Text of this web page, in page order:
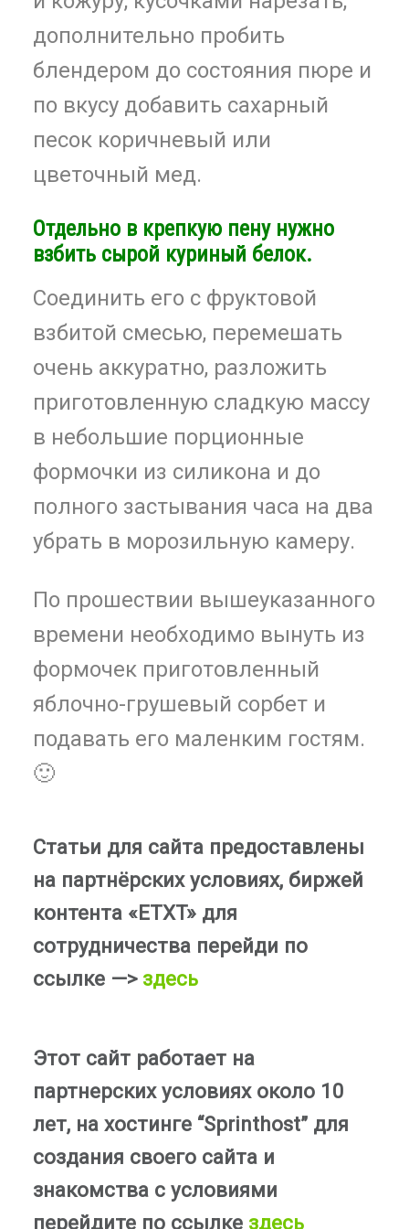
дополнительно пробить
блендером до состояния пюре и
по вкусу добавить сахарный
песок коричневый или
цветочный мед.
Отдельно в крепкую пену нужно
взбить сырой куриный белок.
Соединить его с фруктовой
взбитой смесью, перемешать
очень аккуратно, разложить
приготовленную сладкую массу
в небольшие порционные
формочки из силикона и до
полного застывания часа на два
убрать в морозильную камеру.
По прошествии вышеуказанного
времени необходимо вынуть из
формочек приготовленный
яблочно-грушевый сорбет и
подавать его маленким гостям.
🙂
Статьи для сайта предоставлены
на партнёрских условиях, биржей
контента «ETXT» для
сотрудничества перейди по
ссылке —> здесь
Этот сайт работает на
партнерских условиях около 10
лет, на хостинге “Sprinthost” для
создания своего сайта и
знакомства с условиями
перейдите по ссылке здесь